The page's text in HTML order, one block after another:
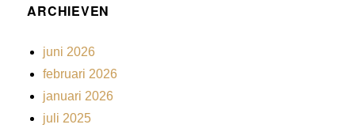
ARCHIEVEN
juni 2026
februari 2026
januari 2026
juli 2025